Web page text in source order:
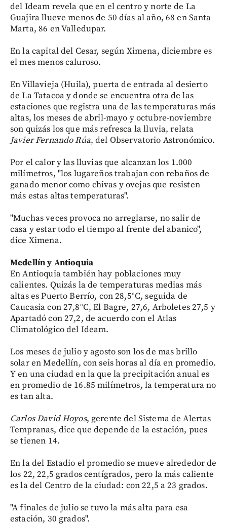
del Ideam revela que en el centro y norte de La
Guajira llueve menos de 50 días al año, 68 en Santa
Marta, 86 en Valledupar.
En la capital del Cesar, según Ximena, diciembre es
el mes menos caluroso.
En Villavieja (Huila), puerta de entrada al desierto
de La Tatacoa y donde se encuentra otra de las
estaciones que registra una de las temperaturas más
altas, los meses de abril-mayo y octubre-noviembre
son quizás los que más refresca la lluvia, relata
Javier Fernando Rúa, del Observatorio Astronómico.
Por el calor y las lluvias que alcanzan los 1.000
milímetros, "los lugareños trabajan con rebaños de
ganado menor como chivas y ovejas que resisten
más estas altas temperaturas".
"Muchas veces provoca no arreglarse, no salir de
casa y estar todo el tiempo al frente del abanico",
dice Ximena.
Medellín y Antioquia
En Antioquia también hay poblaciones muy
calientes. Quizás la de temperaturas medias más
altas es Puerto Berrío, con 28,5°C, seguida de
Caucasia con 27,8°C, El Bagre, 27,6, Arboletes 27,5 y
Apartadó con 27,2, de acuerdo con el Atlas
Climatológico del Ideam.
Los meses de julio y agosto son los de mas brillo
solar en Medellín, con seis horas al día en promedio.
Y en una ciudad en la que la precipitación anual es
en promedio de 16.85 milímetros, la temperatura no
es tan alta.
Carlos David Hoyos, gerente del Sistema de Alertas
Tempranas, dice que depende de la estación, pues
se tienen 14.
En la del Estadio el promedio se mueve alrededor de
los 22, 22,5 grados centígrados, pero la más caliente
es la del Centro de la ciudad: con 22,5 a 23 grados.
"A finales de julio se tuvo la más alta para esa
estación, 30 grados".